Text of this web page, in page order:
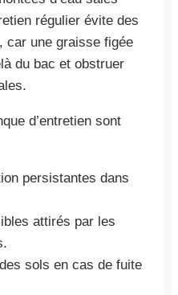
régulier évite des
car une graisse figée
du bac et obstruer
d’entretien sont
persistantes dans
attirés par les
sols en cas de fuite